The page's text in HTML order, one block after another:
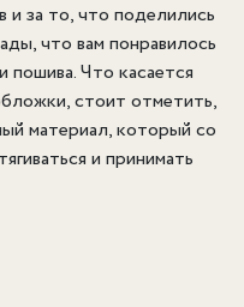
и за то, что поделились
что вам понравилось
пошива. Что касается
стоит отметить,
материал, который со
и принимать